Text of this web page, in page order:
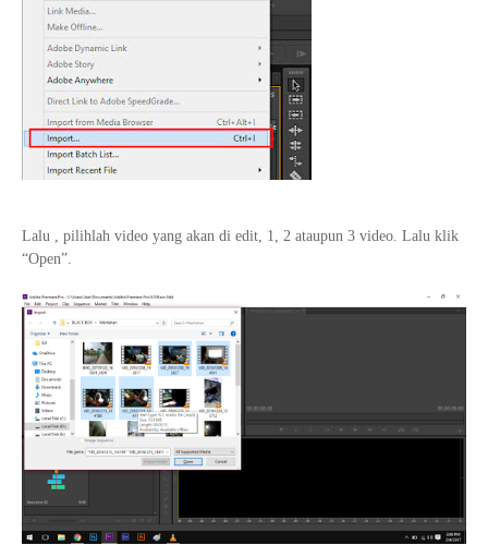
Lalu , pilihlah video yang akan di edit, 1, 2 ataupun 3 video. Lalu klik
“Open”.